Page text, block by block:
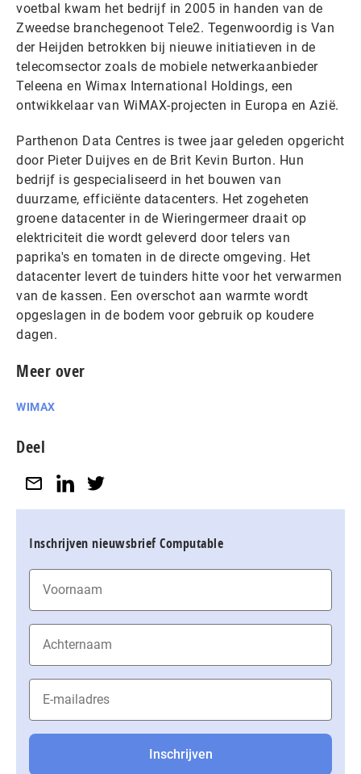
voetbal kwam het bedrijf in 2005 in handen van de
Zweedse branchegenoot Tele2. Tegenwoordig is Van
der Heijden betrokken bij nieuwe initiatieven in de
telecomsector zoals de mobiele netwerkaanbieder
Teleena en Wimax International Holdings, een
ontwikkelaar van WiMAX-projecten in Europa en Azië.
Parthenon Data Centres is twee jaar geleden opgericht
door Pieter Duijves en de Brit Kevin Burton. Hun
bedrijf is gespecialiseerd in het bouwen van
duurzame, efficiënte datacenters. Het zogeheten
groene datacenter in de Wieringermeer draait op
elektriciteit die wordt geleverd door telers van
paprika's en tomaten in de directe omgeving. Het
datacenter levert de tuinders hitte voor het verwarmen
van de kassen. Een overschot aan warmte wordt
opgeslagen in de bodem voor gebruik op koudere
dagen.
Meer over
WIMAX
Deel
Inschrijven nieuwsbrief Computable